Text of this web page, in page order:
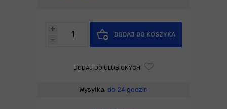
-
+
DODAJ DO KOSZYKA
DODAJ DO ULUBIONYCH
Wysyłka: do 24 godzin